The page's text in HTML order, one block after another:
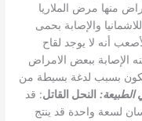
منها مرض الملاريا
والإصابة بحمى
أنه لا يوجد لقاح
الإصابة ببعض الامراض
بسبب لدغة بسيطة من
الطبيعة: النحل القاتل: قد
لسعة واحدة قد ينتج